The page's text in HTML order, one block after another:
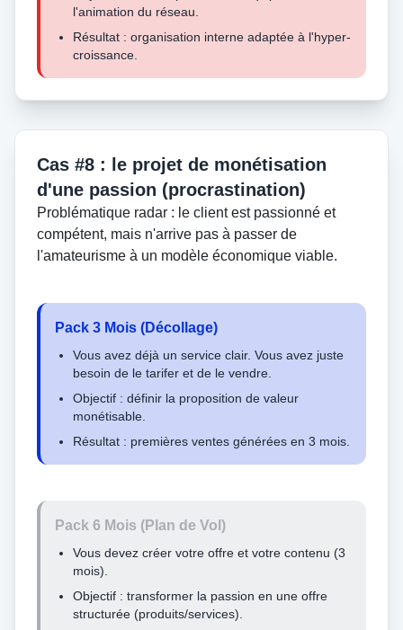
l'animation du réseau.
Résultat : organisation interne adaptée à l'hyper-
croissance.
Cas #8 : le projet de monétisation
d'une passion (procrastination)
Problématique radar : le client est passionné et
compétent, mais n'arrive pas à passer de
l'amateurisme à un modèle économique viable.
Pack 3 Mois (Décollage)
Vous avez déjà un service clair. Vous avez juste
besoin de le tarifer et de le vendre.
Objectif : définir la proposition de valeur
monétisable.
Résultat : premières ventes générées en 3 mois.
Pack 6 Mois (Plan de Vol)
Vous devez créer votre offre et votre contenu (3
mois).
Objectif : transformer la passion en une offre
structurée (produits/services).